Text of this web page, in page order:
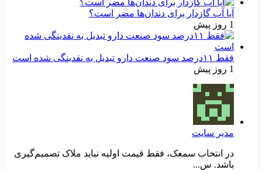
آیا آب گازدار برای دندان‌ها مضر است؟
1 روز پیش
فقط ۱۱‌درصد سود صنعت دارو تبدیل به نقدینگی شده است
1 روز پیش
مدیر سایت
در انتخاب سمعک، فقط قیمت اولیه نباید ملاک تصمیم‌گیری
باشد. س...